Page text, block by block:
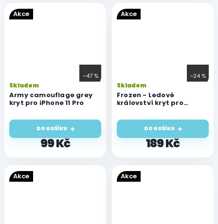
Akce
–47 %
Army camouflage grey
kryt pro iPhone 11 Pro
Skladem
99 Kč
DO KOŠÍKU
Akce
–24 %
Frozen - Ledové
království kryt pro
Skladem
189 Kč
DO KOŠÍKU
Akce Akce